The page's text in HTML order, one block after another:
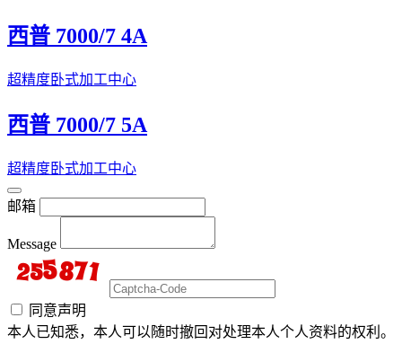
西普 7000/7 4A
超精度卧式加工中心
西普 7000/7 5A
超精度卧式加工中心
邮箱
Message
同意声明
本人已知悉，本人可以随时撤回对处理本人个人资料的权利。